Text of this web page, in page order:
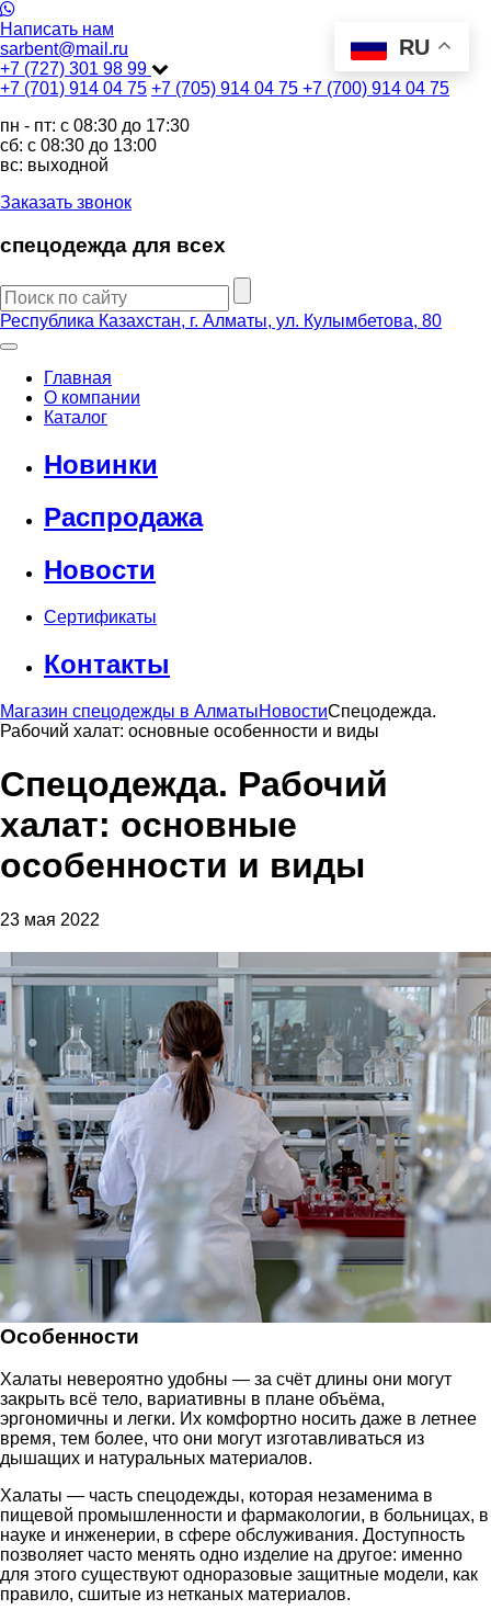
Написать нам
sarbent@mail.ru
+7 (727) 301 98 99
+7 (701) 914 04 75 +7 (705) 914 04 75 +7 (700) 914 04 75
пн - пт: c 08:30 до 17:30
сб: c 08:30 до 13:00
вс: выходной
Заказать звонок
спецодежда для всех
Республика Казахстан, г. Алматы, ул. Кулымбетова, 80
Главная
О компании
Каталог
Новинки
Распродажа
Новости
Сертификаты
Контакты
Магазин спецодежды в АлматыНовостиСпецодежда.
Рабочий халат: основные особенности и виды
Спецодежда. Рабочий
халат: основные
особенности и виды
23 мая 2022
Особенности
Халаты невероятно удобны — за счёт длины они могут
закрыть всё тело, вариативны в плане объёма,
эргономичны и легки. Их комфортно носить даже в летнее
время, тем более, что они могут изготавливаться из
дышащих и натуральных материалов.
Халаты — часть спецодежды, которая незаменима в
пищевой промышленности и фармакологии, в больницах, в
науке и инженерии, в сфере обслуживания. Доступность
позволяет часто менять одно изделие на другое: именно
для этого существуют одноразовые защитные модели, как
правило, сшитые из нетканых материалов.
RU